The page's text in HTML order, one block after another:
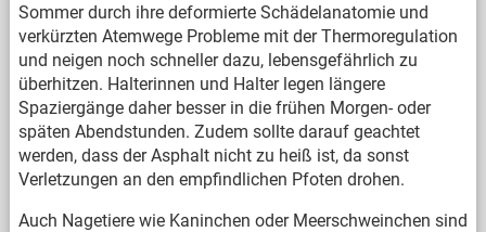
Sommer durch ihre deformierte Schädelanatomie und
verkürzten Atemwege Probleme mit der Thermoregulation
und neigen noch schneller dazu, lebensgefährlich zu
überhitzen. Halterinnen und Halter legen längere
Spaziergänge daher besser in die frühen Morgen- oder
späten Abendstunden. Zudem sollte darauf geachtet
werden, dass der Asphalt nicht zu heiß ist, da sonst
Verletzungen an den empfindlichen Pfoten drohen.
Auch Nagetiere wie Kaninchen oder Meerschweinchen sind